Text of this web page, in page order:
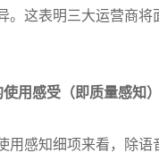
。这表明三大运营商
用感受（即质量感知
感知细项来看，除语